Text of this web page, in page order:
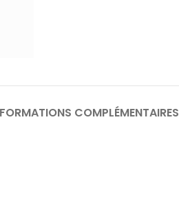
COMPLÉMENTAIRES